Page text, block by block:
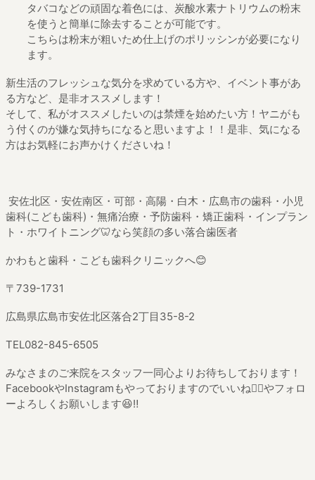
タバコなどの頑固な着色には、炭酸水素ナトリウムの粉末
を使うと簡単に除去することが可能です。
こちらは粉末が粗いため仕上げのポリッシンが必要になり
ます。
新生活のフレッシュな気分を求めている方や、イベント事があ
る方など、是非オススメします！
そして、私がオススメしたいのは禁煙を始めたい方！ヤニがも
う付くのが嫌な気持ちになると思いますよ！！是非、気になる
方はお気軽にお声かけくださいね！
安佐北区・安佐南区・可部・高陽・白木・広島市の歯科・小児
歯科(こども歯科)・無痛治療・予防歯科・矯正歯科・インプラン
ト・ホワイトニング🦷なら笑顔の多い落合歯医者
かわもと歯科・こども歯科クリニックへ😊
〒739-1731
広島県広島市安佐北区落合2丁目35-8-2
TEL082-845-6505
みなさまのご来院をスタッフ一同心よりお待ちしております！
FacebookやInstagramもやっておりますのでいいね👍🏼やフォロ
ーよろしくお願いします😆‼